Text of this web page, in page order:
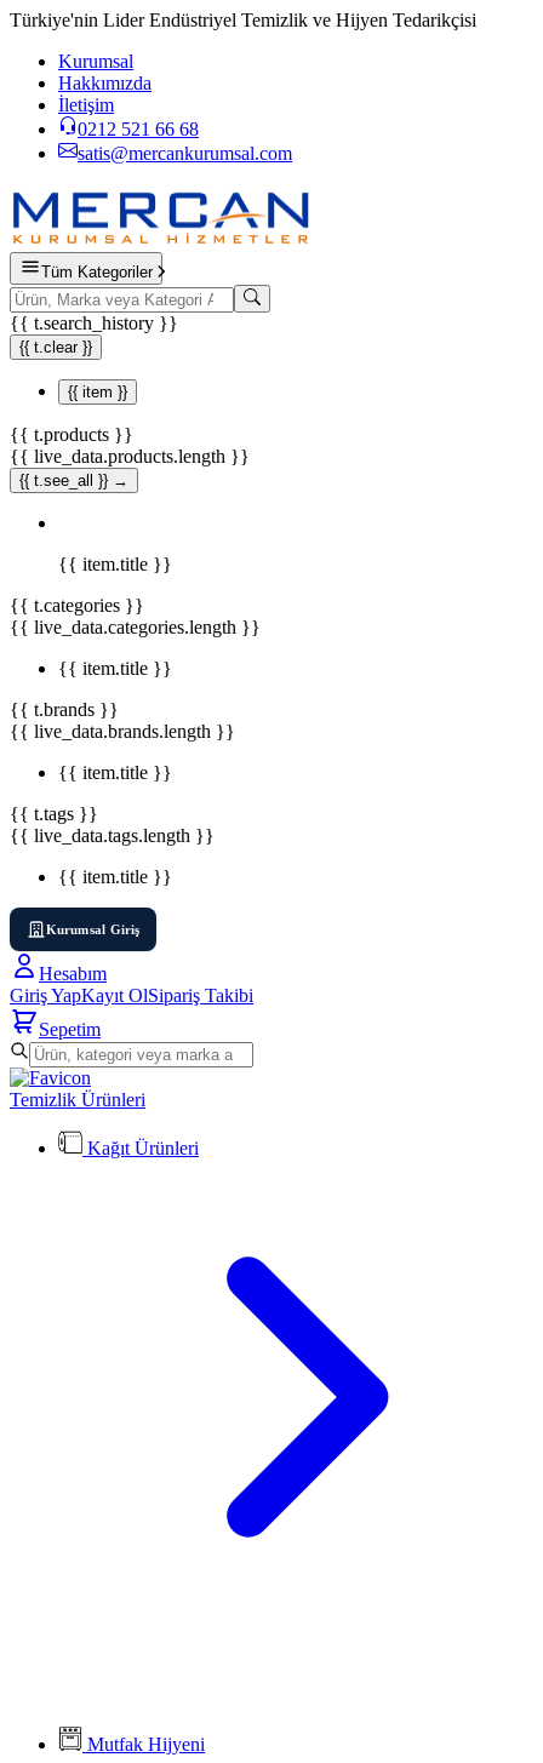
Türkiye'nin Lider Endüstriyel Temizlik ve Hijyen Tedarikçisi
Kurumsal
Hakkımızda
İletişim
0212 521 66 68
satis@mercankurumsal.com
Tüm Kategoriler
{{ t.search_history }}
{{ t.clear }}
{{ item }}
{{ t.products }}
{{ live_data.products.length }}
{{ t.see_all }} →
{{ item.title }}
{{ t.categories }}
{{ live_data.categories.length }}
{{ item.title }}
{{ t.brands }}
{{ live_data.brands.length }}
{{ item.title }}
{{ t.tags }}
{{ live_data.tags.length }}
{{ item.title }}
Kurumsal Giriş
Hesabım
Giriş YapKayıt OlSipariş Takibi
Sepetim
Temizlik Ürünleri
Kağıt Ürünleri
Mutfak Hijyeni